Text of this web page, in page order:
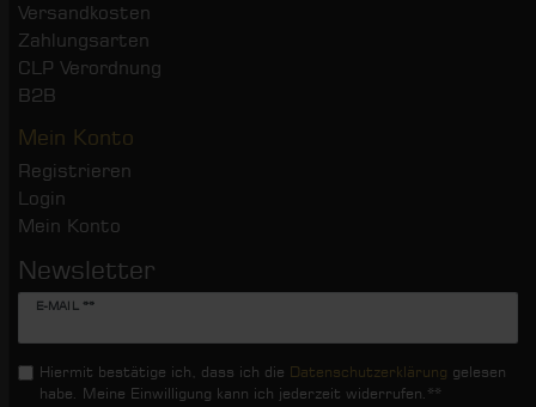
Versandkosten
Zahlungsarten
CLP Verordnung
B2B
Mein Konto
Registrieren
Login
Mein Konto
Newsletter
E-MAIL **
Newsletter
Hiermit bestätige ich, dass ich die Daten­schutz­erklärung gelesen
habe. Meine Einwilligung kann ich jederzeit widerrufen.**